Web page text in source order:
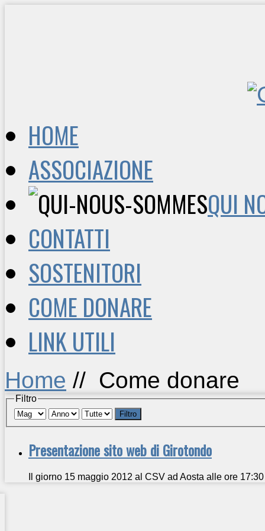
HOME
ASSOCIAZIONE
QUI
CONTATTI
SOSTENITORI
COME DONARE
LINK UTILI
Home // Come donare
Filtro
Filtro
Presentazione sito web di Girotondo
Il giorno 15 maggio 2012 al CSV ad Aosta alle ore